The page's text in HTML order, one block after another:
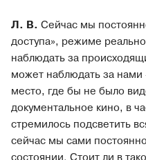
Л. В. Сейчас мы
доступа», режиме
наблюдать за
может наблюдать за
место, где бы не было
документальное кино, в
стремилось подсветить
сейчас мы сами